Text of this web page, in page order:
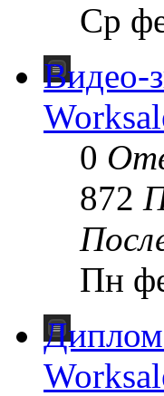
Ср
Видео-
0
872
Пн
Диплом